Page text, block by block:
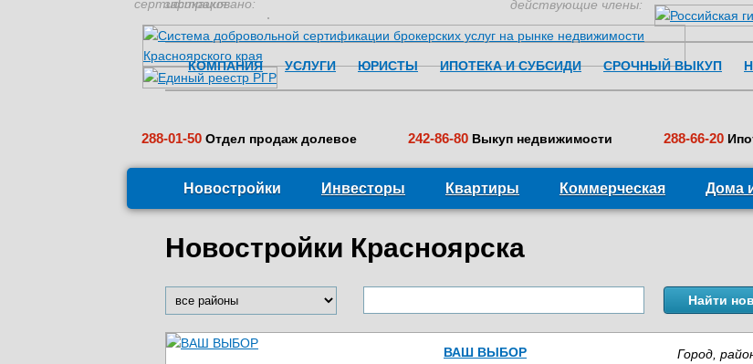
застраховано: действующие члены:
сертификация:
КОМПАНИЯ
УСЛУГИ ЮРИСТЫ ИПОТЕКА И СУБСИДИ СРОЧНЫЙ ВЫКУП
288-01-50 Отдел продаж долевое 242-86-80 Выкуп недвижимости 288-66-20
Новостройки Инвесторы Квартиры Коммерческая Дома
Новостройки Красноярска
ВАШ ВЫБОР
Город,